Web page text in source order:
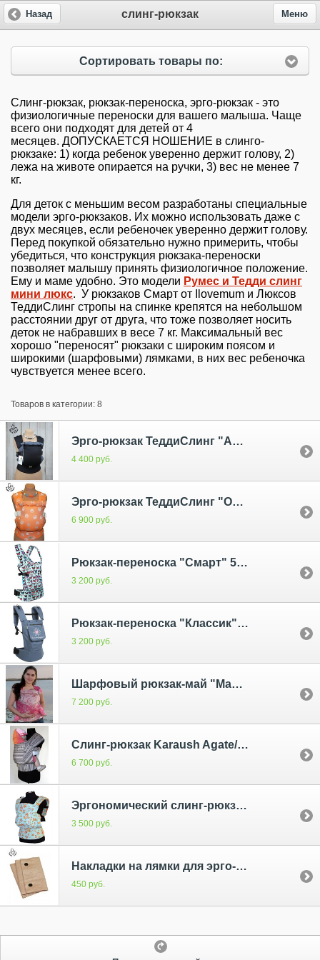
слинг-рюкзак
Назад Меню
Сортировать товары по:
Слинг-рюкзак, рюкзак-переноска, эрго-рюкзак - это
физиологичные переноски для вашего малыша. Чаще
всего они подходят для детей от 4
месяцев. ДОПУСКАЕТСЯ НОШЕНИЕ в слинго-
рюкзаке: 1) когда ребенок уверенно держит голову, 2)
лежа на животе опирается на ручки, 3) вес не менее 7
кг.
Для деток с меньшим весом разработаны специальные
модели эрго-рюкзаков. Их можно использовать даже с
двух месяцев, если ребеночек уверенно держит голову.
Перед покупкой обязательно нужно примерить, чтобы
убедиться, что конструкция рюкзака-переноски
позволяет малышу принять физиологичное положение.
Ему и маме удобно. Это модели Румес и Тедди слинг
мини люкс. У рюкзаков Смарт от Ilovemum и Люксов
ТеддиСлинг стропы на спинке крепятся на небольшом
расстоянии друг от друга, что тоже позволяет носить
деток не набравших в весе 7 кг. Максимальный вес
хорошо "переносят" рюкзаки с широким поясом и
широкими (шарфовыми) лямками, в них вес ребеночка
чувствуется менее всего.
Товаров в категории: 8
Эрго-рюкзак ТеддиСлинг "Аврора" серый без кармана
4 400 руб.
Эрго-рюкзак ТеддиСлинг "Оранжевые совы"
6 900 руб.
Рюкзак-переноска "Смарт" 512 (ss17)
3 200 руб.
Рюкзак-переноска "Классик" Rz225
3 200 руб.
Шарфовый рюкзак-май "Малиновые пейсли"
7 200 руб.
Слинг-рюкзак Karaush Agate/Adel First Snow (бел)
6 700 руб.
Эргономический слинг-рюкзак Амаеру Валенсия
3 500 руб.
Накладки на лямки для эрго-рюкзака
450 руб.